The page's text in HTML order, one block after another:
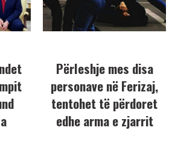
Përleshje mes disa
personave në Ferizaj,
tentohet të përdoret
edhe arma e zjarrit